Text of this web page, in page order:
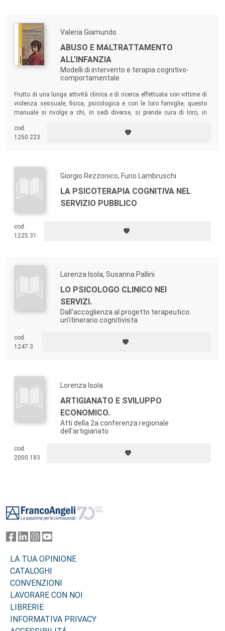
Valeria Giamundo
ABUSO E MALTRATTAMENTO
ALL'INFANZIA
Modelli di intervento e terapia cognitivo-
comportamentale
Frutto di una lunga attività clinica e di ricerca effettuata con vittime di
violenza sessuale, fisica, psicologica e con le loro famiglie, questo
manuale si rivolge a chi, in sedi diverse, si prende cura di loro, in
all’educatore, al giudice minorile o all’avvocato.
cod.
1250.223
Giorgio Rezzonico, Furio Lambruschi
LA PSICOTERAPIA COGNITIVA NEL
SERVIZIO PUBBLICO
cod.
1225.31
Lorenza Isola, Susanna Pallini
LO PSICOLOGO CLINICO NEI
SERVIZI.
Dall'accoglienza al progetto terapeutico:
un'itinerario cognitivista
cod.
1247.3
Lorenza Isola
ARTIGIANATO E SVILUPPO
ECONOMICO.
Atti della 2a conferenza regionale
dell'artigianato
cod.
2000.183
LA TUA OPINIONE
CATALOGHI
CONVENZIONI
LAVORARE CON NOI
LIBRERIE
INFORMATIVA PRIVACY